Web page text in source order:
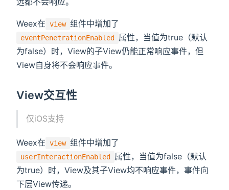
Weex在 view 组件中增加了
eventPenetrationEnabled
属性，当值为true（默认
为false）时，View的子View仍能正常响应事件，但
View自身将不会响应事件。
View交互性
仅iOS支持
Weex在 view 组件中增加了
userInteractionEnabled
属性，当值为false（默认
为true）时，View及其子View均不响应事件，事件向
下层View传递。